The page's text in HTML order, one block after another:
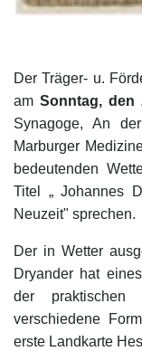
Der Träger- u.
amSonntag, den
Synagoge, An
Marburger
bedeutenden
Titel „ Johannes
Neuzeit" sprechen.
Der in Wetter
Dryander hat
der praktischen
verschiedene
erste Landkarte